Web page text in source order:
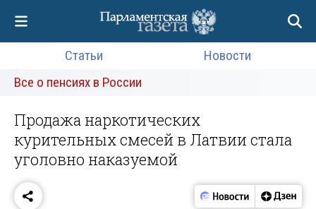
Статьи
Новости
Все о пенсиях в России
Продажа наркотических
курительных смесей в Латвии стала
уголовно наказуемой